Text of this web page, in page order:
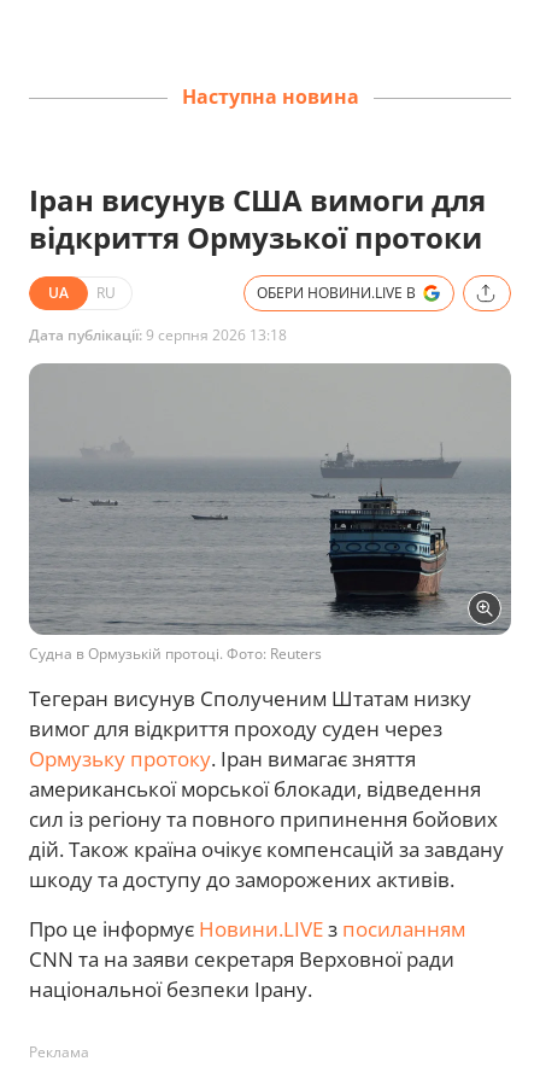
Наступна новина
Іран висунув США вимоги для
відкриття Ормузької протоки
UA RU ОБЕРИ НОВИНИ.LIVE В
Дата публікації:9 серпня 2026 13:18
Судна в Ормузькій протоці. Фото: Reuters
Тегеран висунув Сполученим Штатам низку
вимог для відкриття проходу суден через
Ормузьку протоку. Іран вимагає зняття
американської морської блокади, відведення
сил із регіону та повного припинення бойових
дій. Також країна очікує компенсацій за завдану
шкоду та доступу до заморожених активів.
Про це інформує Новини.LIVEз посиланням
CNN та на заяви секретаря Верховної ради
національної безпеки Ірану.
Реклама